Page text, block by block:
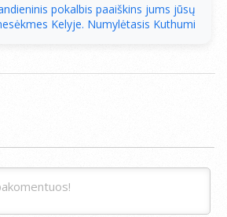
pokalbis paaiškins jums jūsų
Kelyje. Numylėtasis Kuthumi